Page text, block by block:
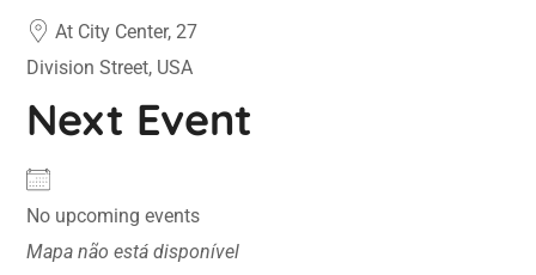
At City Center, 27
Division Street, USA
Next Event
No upcoming events
Mapa não está disponível